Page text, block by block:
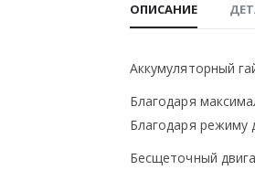
ОПИСАНИЕ
Аккумуляторный
Благодаря
Благодаря режиму
Бесщеточный